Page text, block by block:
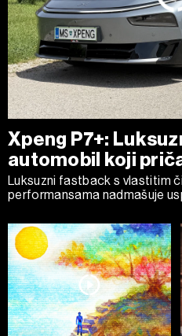
Xpeng P7+:
automobil koji
Luksuzni fastback s vlastitim
performansama nadmašuje